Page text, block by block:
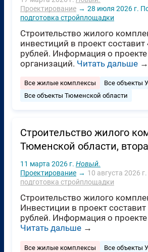
Проектирование → 28 июля 2026 г.
подготовка стройплощадки
Строительство жилого
инвестиций в проект
рублей. Информация о
организаций. Читать дальше →
Все жилые комплексы
Все объекты
Все объекты Тюменской области
Строительство жилого
Тюменской области,
11 марта 2026 г. Новый.
Проектирование → 10 августа 2026 г.
подготовка стройплощадки
Строительство жилого
Инвестиции в проект
рублей. Информация о
Читать дальше →
Все жилые комплексы
Все объекты